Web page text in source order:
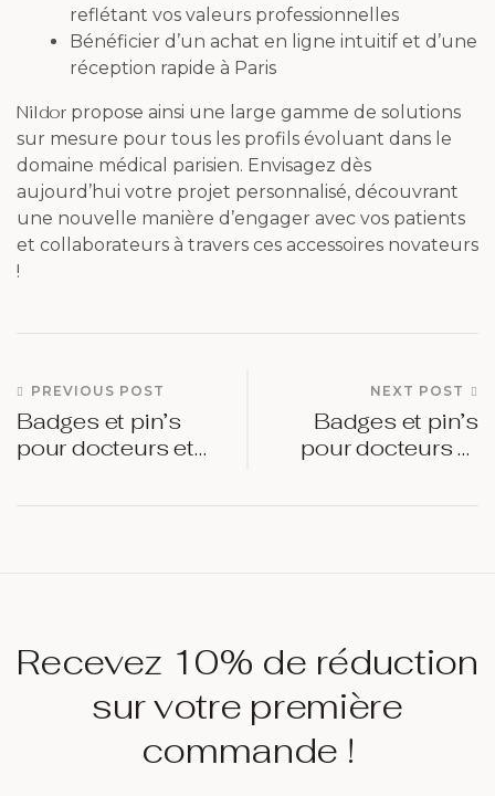
reflétant vos valeurs professionnelles
Bénéficier d’un achat en ligne intuitif et d’une
réception rapide à Paris
Nildor propose ainsi une large gamme de solutions
sur mesure pour tous les profils évoluant dans le
domaine médical parisien. Envisagez dès
aujourd’hui votre projet personnalisé, découvrant
une nouvelle manière d’engager avec vos patients
et collaborateurs à travers ces accessoires novateurs
!
PREVIOUS POST
Badges et pin’s
pour docteurs et
Nantes :
NEXT POST
Badges et pin’s
pour docteurs et
Perpignan :
Recevez 10% de réduction
sur votre première
commande !